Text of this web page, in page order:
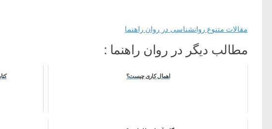
مقالات متنوع روانشناسی در روان راهنما
مطالب دیگر در روان راهنما :
اهمال کاری چیست؟